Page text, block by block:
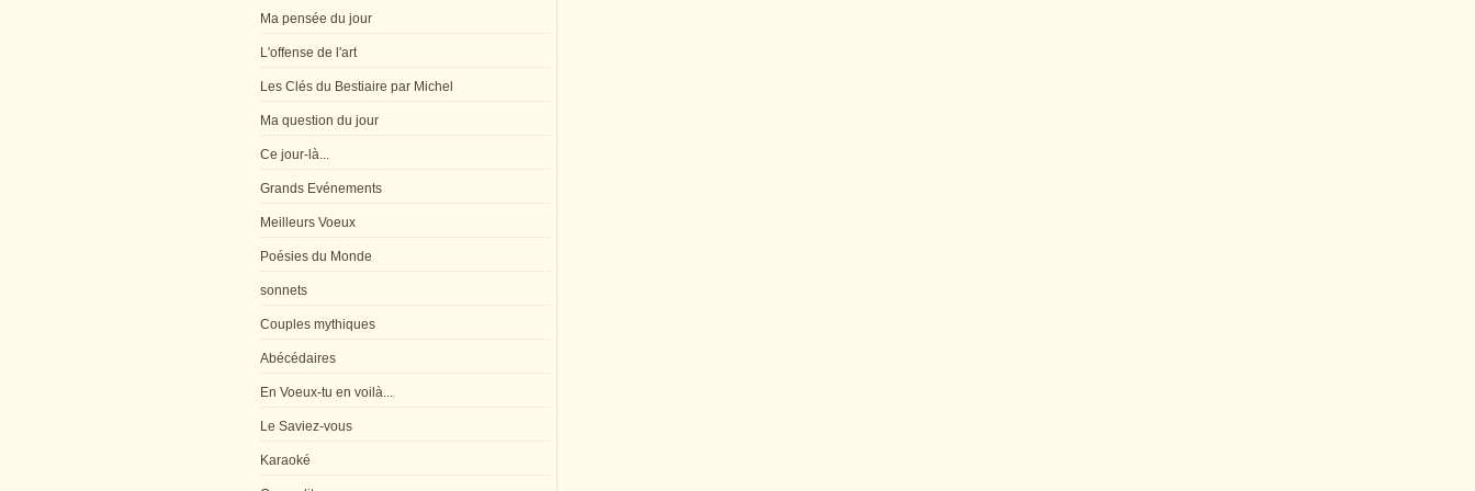
Ma pensée du jour
L'offense de l'art
Les Clés du Bestiaire par Michel
Ma question du jour
Ce jour-là...
Grands Evénements
Meilleurs Voeux
Poésies du Monde
sonnets
Couples mythiques
Abécédaires
En Voeux-tu en voilà...
Le Saviez-vous
Karaoké